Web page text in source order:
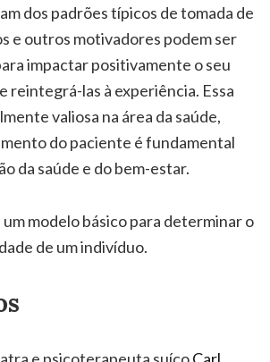
dos padrões típicos de tomada de
e outros motivadores podem ser
impactar positivamente o seu
reintegrá-las à experiência. Essa
valiosa na área da saúde,
do paciente é fundamental
da saúde e do bem-estar.
modelo básico para determinar o
de um indivíduo.